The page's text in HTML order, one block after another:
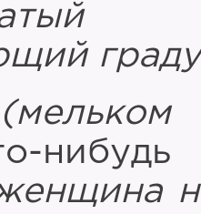
(мельком
нибудь